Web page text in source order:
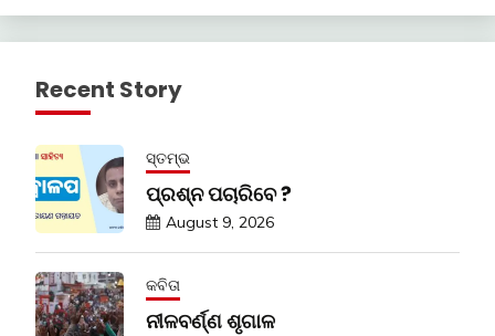
Recent Story
ସ୍ତମ୍ଭ
ପ୍ରଶ୍ନ ପଚାରିବେ ?
August 9, 2026
କବିତା
ନୀଳବର୍ଣ୍ଣ ଶୃଗାଳ